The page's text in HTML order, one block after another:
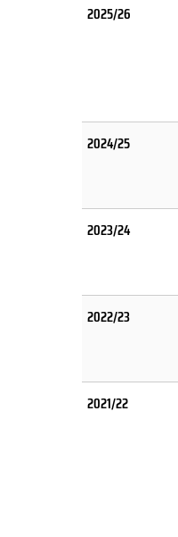
2025/26
2024/25
2023/24
2022/23
2021/22